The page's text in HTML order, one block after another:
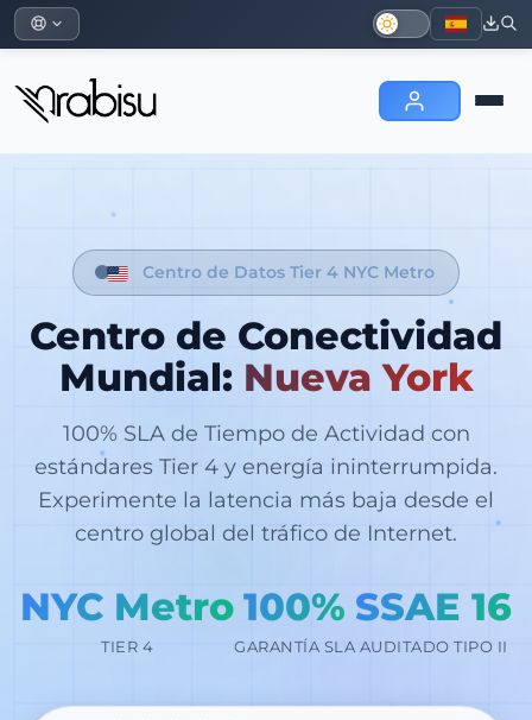
Centro de Datos Tier 4 NYC Metro
Centro de Conectividad
Mundial: Nueva York
100% SLA de Tiempo de Actividad con
estándares Tier 4 y energía ininterrumpida.
Experimente la latencia más baja desde el
centro global del tráfico de Internet.
NYC Metro
TIER 4
100%
GARANTÍA SLA
SSAE 16
AUDITADO TIPO II